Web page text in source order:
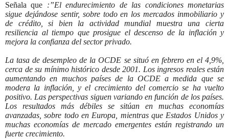
Señala que :”El endurecimiento de las condiciones monetarias
sigue dejándose sentir, sobre todo en los mercados inmobiliario y
de crédito, si bien la actividad mundial muestra una cierta
resiliencia al tiempo que prosigue el descenso de la inflación y
mejora la confianza del sector privado.
La tasa de desempleo de la OCDE se situó en febrero en el 4,9%,
cerca de su mínimo histórico desde 2001. Los ingresos reales están
aumentando en muchos países de la OCDE a medida que se
modera la inflación, y el crecimiento del comercio se ha vuelto
positivo. Las perspectivas siguen variando en función de los países.
Los resultados más débiles se sitúan en muchas economías
avanzadas, sobre todo en Europa, mientras que Estados Unidos y
muchas economías de mercado emergentes están registrando un
fuerte crecimiento.